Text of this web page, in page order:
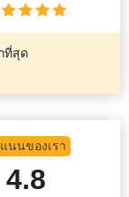
ที่สุด
นนของเรา
4.8